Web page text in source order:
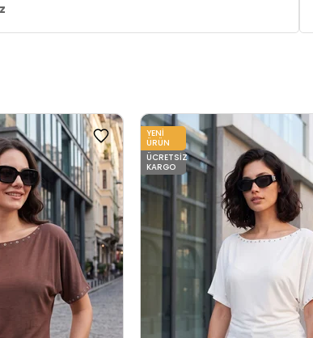
YENI
ÜRÜN
ÜCRETSIZ
KARGO